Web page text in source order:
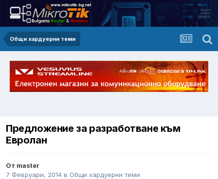
Общи хардуерни теми
Предложение за разработване към
Евролан
От master
7 Февруари, 2014 в Общи хардуерни теми